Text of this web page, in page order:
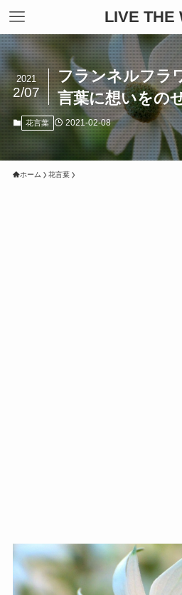
LIVE THE
フランネルフラ
言葉に想いをの
2021
2/07
花言葉 2021-02-08
ホーム 花言葉